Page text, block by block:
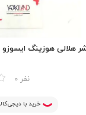
هلالی هوزینگ ایسوزو 6 تن
0 نفر
خرید با